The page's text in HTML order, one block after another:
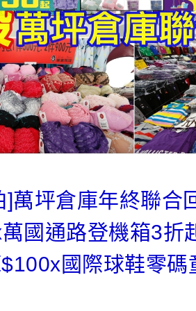
]萬坪倉庫年終聯合
國通路登機箱3折
國際球鞋零